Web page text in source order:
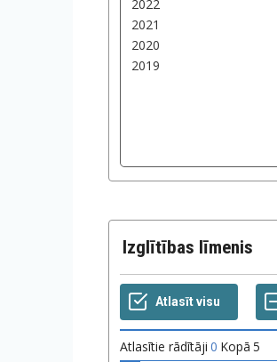
Izglītības līmenis
Atlasītie rādītāji 0 Kopā 5